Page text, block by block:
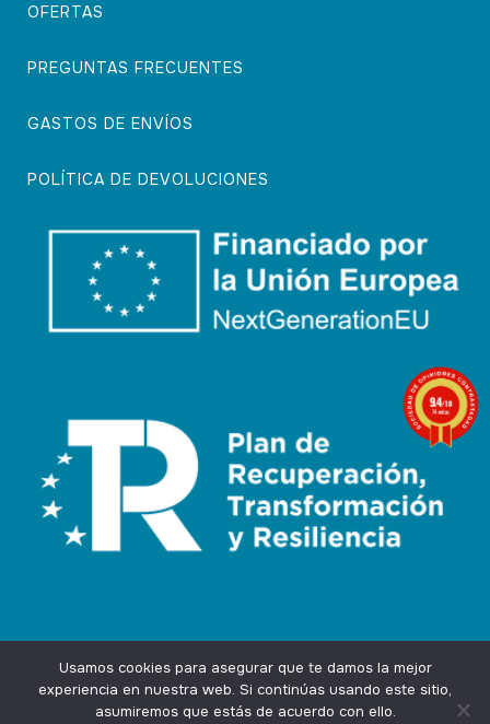
OFERTAS
PREGUNTAS FRECUENTES
GASTOS DE ENVÍOS
POLÍTICA DE DEVOLUCIONES
Design byAgencia Marketing OnlineIngenium.Marketing
Usamos cookies para asegurar que te damos la mejor
experiencia en nuestra web. Si continúas usando este sitio,
asumiremos que estás de acuerdo con ello.
9.4/10
74 notas